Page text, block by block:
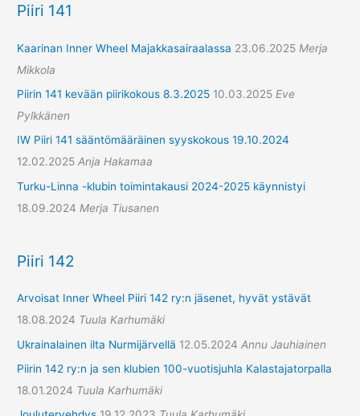
Piiri 141
Kaarinan Inner Wheel Majakkasairaalassa 23.06.2025 Merja
Mikkola
Piirin 141 kevään piirikokous 8.3.2025 10.03.2025 Eve
Pylkkänen
IW Piiri 141 sääntömääräinen syyskokous 19.10.2024
12.02.2025 Anja Hakamaa
Turku-Linna -klubin toimintakausi 2024-2025 käynnistyi
18.09.2024 Merja Tiusanen
Piiri 142
Arvoisat Inner Wheel Piiri 142 ry:n jäsenet, hyvät ystävät
18.08.2024 Tuula Karhumäki
Ukrainalainen ilta Nurmijärvellä 12.05.2024 Annu Jauhiainen
Piirin 142 ry:n ja sen klubien 100-vuotisjuhla Kalastajatorpalla
18.01.2024 Tuula Karhumäki